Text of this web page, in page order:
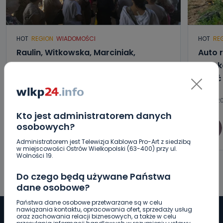
Kto jest administratorem danych
osobowych?
Administratorem jest Telewizja Kablowa Pro-Art z siedzibą
w miejscowości Ostrów Wielkopolski (63-400) przy ul.
Wolności 19.
Do czego będą używane Państwa
dane osobowe?
Państwa dane osobowe przetwarzane są w celu
nawiązania kontaktu, opracowania ofert, sprzedaży usług
oraz zachowania relacji biznesowych, a także w celu
HOT REGION WIADOMOŚCI
Raulin, Witkowska, Marciniak,
Kowalska. „Odyseja Antonińska”
07.08.2026 20:56
Aleksandra Barczak
HOT
Auto